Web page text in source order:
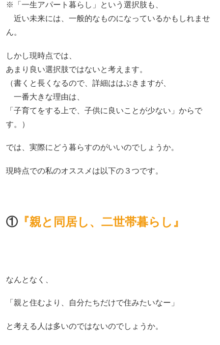
※「一生アパート暮らし」という選択肢も、
近い未来には、一般的なものになっているかもしれませ
ん。
しかし現時点では、
あまり良い選択肢ではないと考えます。
（書くと長くなるので、詳細ははぶきますが、
一番大きな理由は、
「子育てをする上で、子供に良いことが少ない」からで
す。）
では、実際にどう暮らすのがいいのでしょうか。
現時点での私のオススメは以下の３つです。
①『親と同居し、二世帯暮らし』
なんとなく、
「親と住むより、自分たちだけで住みたいなー」
と考える人は多いのではないのでしょうか。